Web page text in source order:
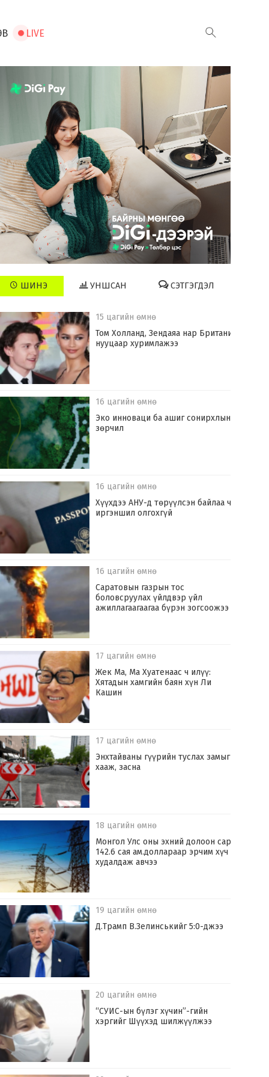
LIVE
ШИНЭ УНШСАН СЭТГЭГДЭЛ
15 цагийн өмнө
Том Холланд, Зендаяа нар Британид
нууцаар хуримлажээ
16 цагийн өмнө
Эко инноваци ба ашиг сонирхлын
зөрчил
16 цагийн өмнө
Хүүхдээ АНУ-д төрүүлсэн байлаа ч
иргэншил олгохгүй
16 цагийн өмнө
Саратовын газрын тос
боловсруулах үйлдвэр үйл
ажиллагаагаагаа бүрэн зогсоожээ
17 цагийн өмнө
Жек Ма, Ма Хуатенаас ч илүү:
Хятадын хамгийн баян хүн Ли
Кашин
17 цагийн өмнө
Энхтайваны гүүрийн туслах замыг
хааж, засна
18 цагийн өмнө
Монгол Улс оны эхний долоон сард
142.6 сая ам.доллараар эрчим хүч
худалдаж авчээ
19 цагийн өмнө
Д.Трамп В.Зелинськийг 5:0-джээ
20 цагийн өмнө
“СУИС-ын бүлэг хүчин”-гийн
хэргийг Шүүхэд шилжүүлжээ